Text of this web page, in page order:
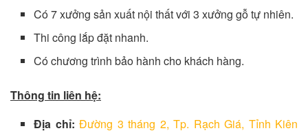
Có 7 xưởng sản xuất nội thất với 3 xưởng gỗ tự nhiên.
Thi công lắp đặt nhanh.
Có chương trình bảo hành cho khách hàng.
Thông tin liên hệ:
Địa chỉ:Đường 3 tháng 2, Tp. Rạch Giá, Tỉnh Kiên